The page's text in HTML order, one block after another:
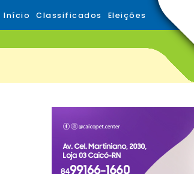
Início Classificados Eleições